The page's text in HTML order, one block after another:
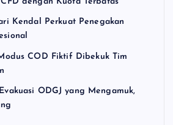
Kendal Perkuat Penegakan
COD Fiktif Dibekuk Tim
ODGJ yang Mengamuk,